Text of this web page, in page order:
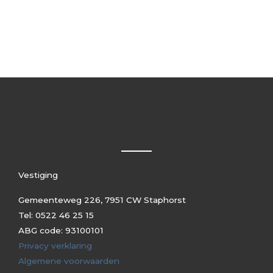
Vestiging
Gemeenteweg 226, 7951 CW Staphorst
Tel: 0522 46 25 15
ABG code: 93100101
Privacy verklaring
Algemene voorwaarden